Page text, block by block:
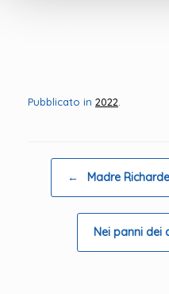
Pubblicato in 2022
← Madre
Nei panni dei